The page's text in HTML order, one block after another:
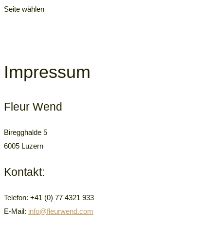
Seite wählen
Impressum
Fleur Wend
Biregghalde 5
6005 Luzern
Kontakt:
Telefon: +41 (0) 77 4321 933
E-Mail: info@fleurwend.com